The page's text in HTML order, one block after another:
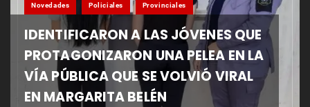
Novedades Policiales Provinciales
IDENTIFICARON A LAS JÓVENES QUE
PROTAGONIZARON UNA PELEA EN LA
VÍA PÚBLICA QUE SE VOLVIÓ VIRAL
EN MARGARITA BELÉN